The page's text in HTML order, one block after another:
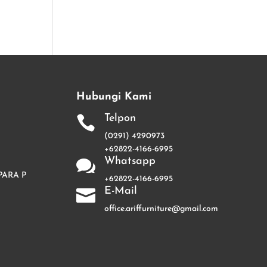
P
Hubungi Kami
 Telpon
(0291) 4290973
+62822-4166-6995
 Whatsapp
+62822-4166-6995
 E-Mail
office.ariffurniture@gmail.com